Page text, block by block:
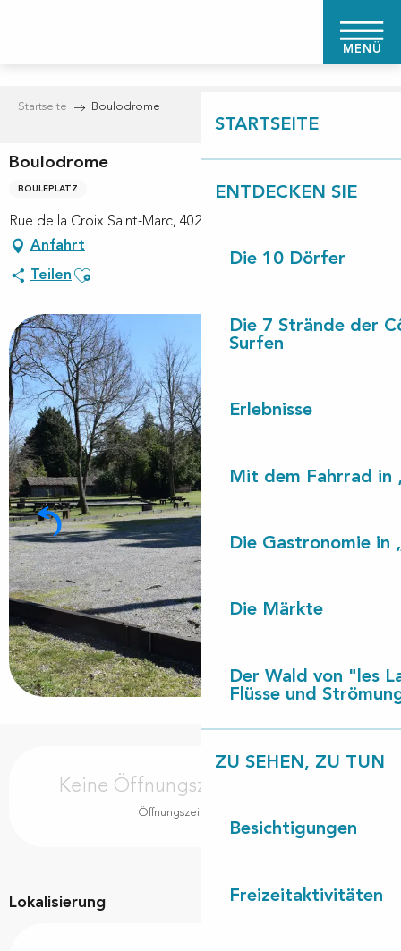
MENÜ
STARTSEITE
ENTDECKEN SIE
Die 10 Dörfer
Die 7 Strände der
Surfen
Erlebnisse
Mit dem Fahrrad in
Die Gastronomie in
Die Märkte
Der Wald von "les
Flüsse und
ZU SEHEN, ZU TUN
Besichtigungen
Freizeitaktivitäten
Startseite Boulodrome
Boulodrome
BOULEPLATZ
Rue de la Croix Saint-Marc, 40260 Taller
Anfahrt
Teilen Ajouter aux favoris
Öffnungszeiten & Kontaktdaten
Keine Öffnungszeiten hinterlegt
Öffnungszeiten ansehen
Lokalisierung